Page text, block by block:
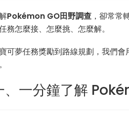
Pokémon GO田野調查 ，卻常常
務怎麼接、怎麼挑、怎麼解。
可夢任務獎勵到路線規劃，我們
、一分鐘了解